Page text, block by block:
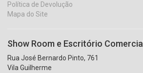
Política de Devolução
Mapa do Site
Show Room e Escritório Comercial
Rua José Bernardo Pinto, 761
Vila Guilherme